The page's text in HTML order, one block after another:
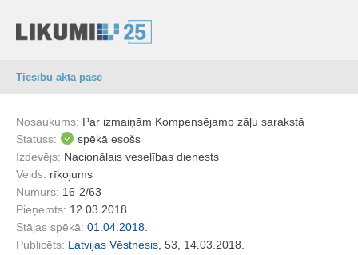
Tiesību akta pase
Nosaukums: Par izmaiņām Kompensējamo zāļu sarakstā
Statuss:
spēkā esošs
Izdevējs: Nacionālais veselības dienests
Veids: rīkojums
Numurs: 16-2/63
Pieņemts: 12.03.2018.
Stājas spēkā: 01.04.2018.
Publicēts: Latvijas Vēstnesis , 53, 14.03.2018.